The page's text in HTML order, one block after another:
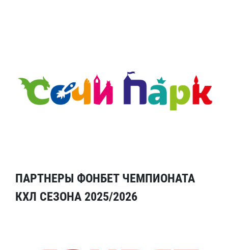
ПАРТНЕРЫ ФОНБЕТ ЧЕМПИОНАТА
КХЛ СЕЗОНА 2025/2026